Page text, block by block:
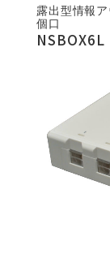
露出型情報
個口
NSBOX6L